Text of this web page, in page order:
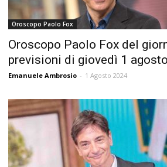
Oroscopo Paolo Fox
Oroscopo Paolo Fox del
previsioni di giovedì 1
Emanuele Ambrosio - 1 Agosto 2024